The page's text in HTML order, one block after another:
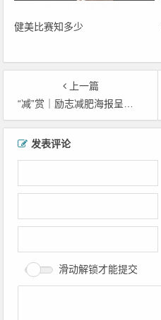
健美比赛知多少
上一篇
“减”赏｜励志减肥海报呈献，自律的人最sexy
发表评论
滑动解锁才能提交